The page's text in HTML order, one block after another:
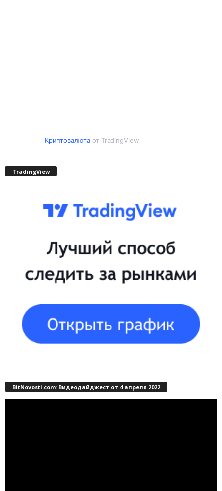
Криптовалютаот TradingView
TradingView
BitNovosti.com: Видеодайджест от 4 апреля 2022